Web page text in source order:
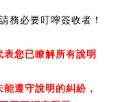
務必要叮嚀簽收者！
您已瞭解所有說明
遵守說明的糾紛，